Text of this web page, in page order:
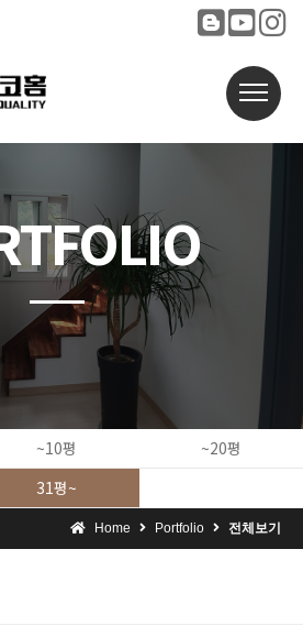
~10평
~20평
31평~
Home Portfolio 전체보기